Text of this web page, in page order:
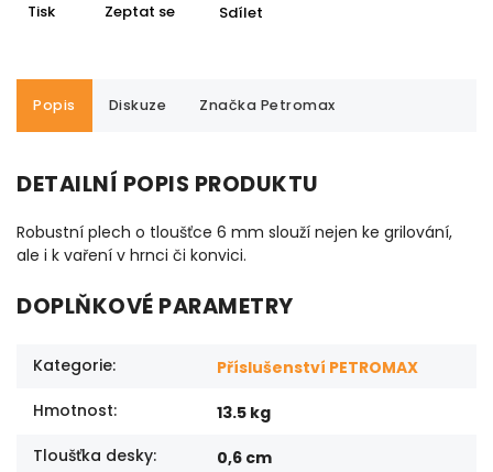
Tisk Zeptat se Sdílet
Popis Diskuze Značka Petromax
DETAILNÍ POPIS PRODUKTU
Robustní plech o tloušťce 6 mm slouží nejen ke grilování,
ale i k vaření v hrnci či konvici.
DOPLŇKOVÉ PARAMETRY
Kategorie:
Příslušenství PETROMAX
Hmotnost:
13.5 kg
Tloušťka desky:
0,6 cm